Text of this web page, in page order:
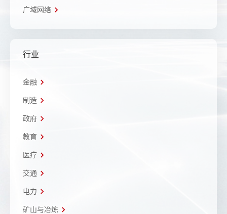
广域网络
行业
金融
制造
政府
教育
医疗
交通
电力
矿山与冶炼